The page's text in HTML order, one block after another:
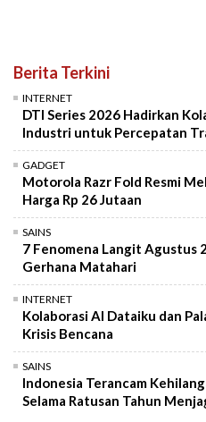
Berita Terkini
INTERNET
DTI Series 2026 Hadirkan
Industri untuk Percepatan
GADGET
Motorola Razr Fold Resmi
Harga Rp 26 Jutaan
SAINS
7 Fenomena Langit Agustus
Gerhana Matahari
INTERNET
Kolaborasi AI Dataiku dan
Krisis Bencana
SAINS
Indonesia Terancam
Selama Ratusan Tahun